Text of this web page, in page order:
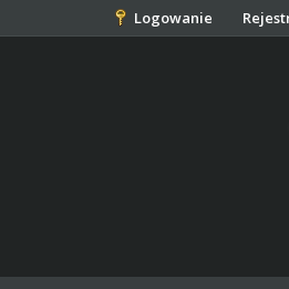
Logowanie